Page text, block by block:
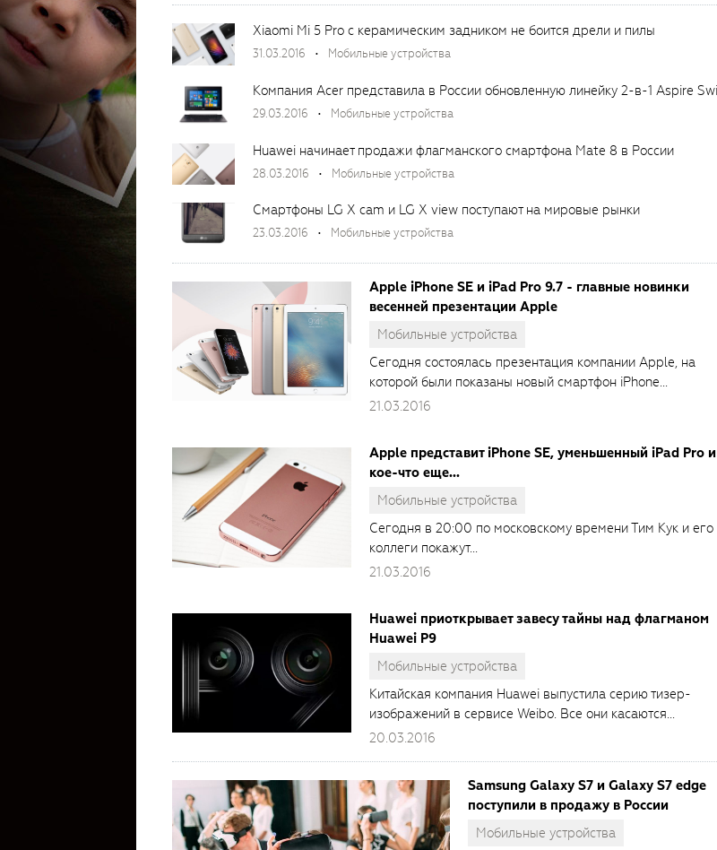
Xiaomi Mi 5 Pro с керамическим задником не боится дрели и пилы
31.03.2016 Мобильные устройства
29.03.2016 Мобильные устройства
Huawei начинает продажи флагманского смартфона Mate 8 в России
28.03.2016 Мобильные устройства
Смартфоны LG X cam и LG X view поступают на мировые рынки
23.03.2016 Мобильные устройства
Apple iPhone SE и iPad Pro 9.7 - главные новинки
весенней презентации Apple
Мобильные устройства
Сегодня состоялась презентация компании Apple, на
которой были показаны новый смартфон iPhone...
21.03.2016
Apple представит iPhone SE, уменьшенный iPad Pro и
кое-что еще...
Мобильные устройства
Сегодня в 20:00 по московскому времени Тим Кук и его
коллеги покажут...
21.03.2016
Huawei приоткрывает завесу тайны над флагманом
Huawei P9
Мобильные устройства
Китайская компания Huawei выпустила серию тизер-
изображений в сервисе Weibo. Все они касаются...
20.03.2016
Samsung Galaxy S7 и Galaxy S7 edge
поступили в продажу в России
Мобильные устройства